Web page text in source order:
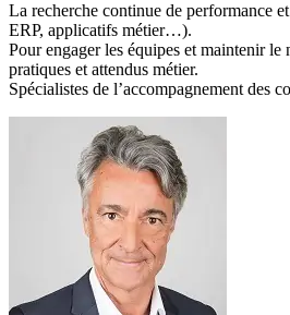
La recherche continue de performance
ERP, applicatifs métier…).
Pour engager les équipes et maintenir le
pratiques et attendus métier.
Spécialistes de l’accompagnement des